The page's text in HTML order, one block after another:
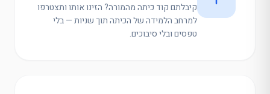
קיבלתם קוד כיתה מהמורה? הזינו אותו ותצטרפו
למרחב הלמידה של הכיתה תוך שניות — בלי
טפסים ובלי סיבוכים.